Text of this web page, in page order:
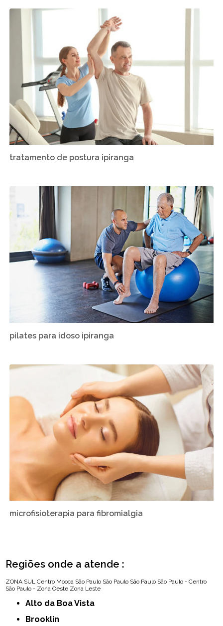
tratamento de postura ipiranga
pilates para idoso ipiranga
microfisioterapia para fibromialgia
Regiões onde a atende :
ZONA SUL Centro Mooca São Paulo São Paulo São Paulo São Paulo - Centro
São Paulo - Zona Oeste Zona Leste
Alto da Boa Vista
Brooklin